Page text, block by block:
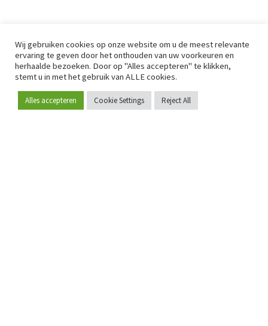
Word lid
Wij gebruiken cookies op onze website om u de meest relevante
ervaring te geven door het onthouden van uw voorkeuren en
herhaalde bezoeken. Door op "Alles accepteren" te klikken,
stemt u in met het gebruik van ALLE cookies.
Alles accepteren Cookie Settings Reject All